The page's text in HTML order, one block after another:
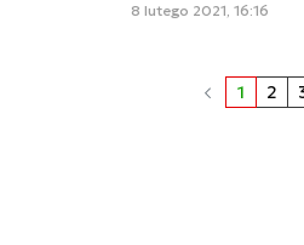
8 lutego 2021, 16:16
1 2